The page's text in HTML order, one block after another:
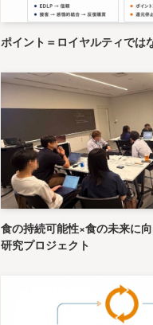
ポイント＝ロイヤルティでは
食の持続可能性×食の未来に
研究プロジェクト